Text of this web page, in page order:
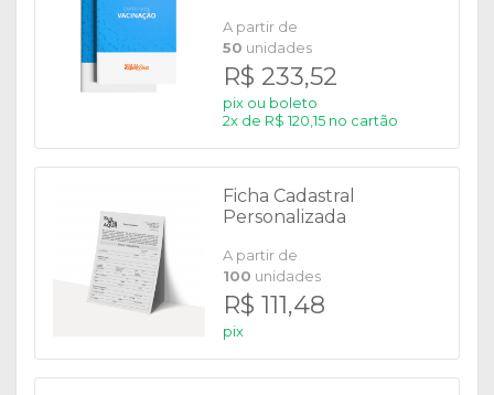
A partir de
50 unidades
R$ 233,52
pix ou boleto
2x de R$ 120,15 no cartão
Ficha Cadastral
Personalizada
A partir de
100 unidades
R$ 111,48
pix